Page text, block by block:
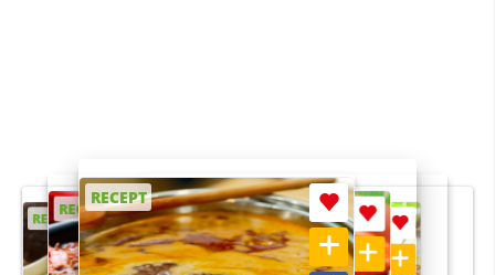
RECEPT
RECEPT
RECEPT
RECEPT
RECEPT